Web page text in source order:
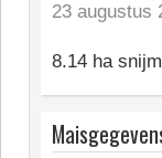
23 augustus
8.14 ha